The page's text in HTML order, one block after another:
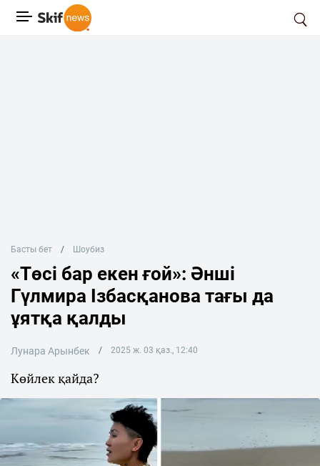
Басты бет Шоубиз
«Төсі бар екен ғой»: Әнші
Гүлмира Ізбасқанова тағы да
ұятқа қалды
Лунара Арынбек 2025 ж. 03 қаз., 12:40
Көйлек қайда?